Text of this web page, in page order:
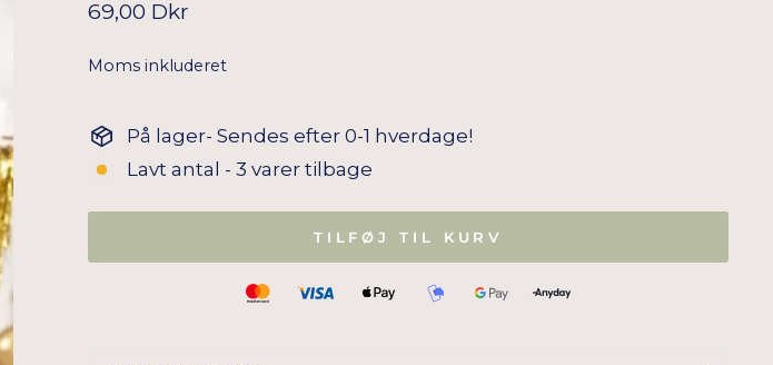
Normal
69,00 Dkr
Moms inkluderet
På lager- Sendes efter 0-1 hverdage!
Lavt antal - 3 varer tilbage
TILFØJ TIL KURV